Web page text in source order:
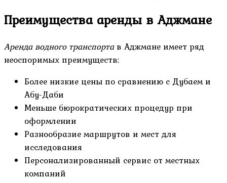
Преимущества аренды в Аджмане
Аренда водного транспортав Аджмане имеет ряд
неоспоримых преимуществ:
Более низкие цены по сравнению с Дубаем и
Абу-Даби
Меньше бюрократических процедур при
оформлении
Разнообразие маршрутов и мест для
исследования
Персонализированный сервис от местных
компаний